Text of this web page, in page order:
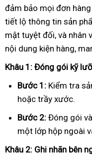
đảm bảo mọi đơn
tiết lộ thông tin sản
mật tuyệt đối, và nhân
nội dung kiện hàng,
Khâu 1: Đóng gói kỹ
Bước 1: Kiểm tra
hoặc trầy xước.
Bước 2: Đóng gói
một lớp hộp ngoài
Khâu 2: Ghi nhãn bên